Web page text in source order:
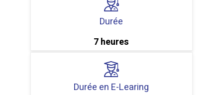
Durée
7 heures
Durée en E-Learing